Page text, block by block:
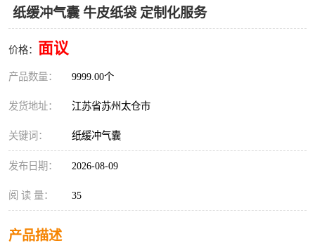
纸缓冲气囊 牛皮纸袋 定制化服务
价格： 面议
产品数量： 9999.00个
发货地址： 江苏省苏州太仓市
关键词： 纸缓冲气囊
发布日期： 2026-08-09
阅 读 量： 35
产品描述